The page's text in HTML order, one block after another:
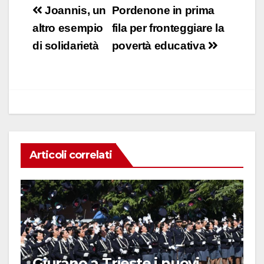
c
e
b
at
s
A
k
e
dI
ail n
di
vi
Navigazione
articoli
Pordenone in prima
fila per fronteggiare la
povertà educativa
Joannis, un
altro esempio
di solidarietà
Articoli correlati